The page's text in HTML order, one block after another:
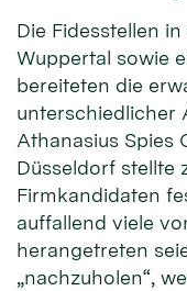
Die Fidesstellen
Wuppertal sowie
bereiteten die
unterschiedlicher
Athanasius Spies
Düsseldorf stellte
Firmkandidaten
auffallend viele
herangetreten
„nachzuholen“,